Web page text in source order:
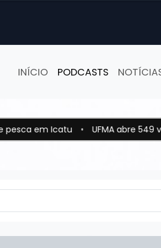
INÍCIO PODCASTS
• UFMA abre 549 vagas